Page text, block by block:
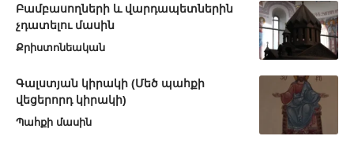
Բամբասողների և վարդապետներին
չդատելու մասին
Քրիստոնեական
Գալստյան կիրակի (Մեծ պահքի
վեցերորդ կիրակի)
Պահքի մասին